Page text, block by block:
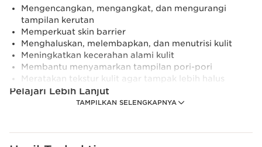
TAMPILKAN SELENGKAPNYA
Mengencangkan, mengangkat, dan mengurangi
tampilan kerutan
Memperkuat skin barrier
Menghaluskan, melembapkan, dan menutrisi kulit
Meningkatkan kecerahan alami kulit
Membantu menyamarkan tampilan pori-pori
Meratakan tekstur kulit agar tampak lebih halus
Pelajari Lebih Lanjut
Serum best-seller dan revolusioner Double Serum kini